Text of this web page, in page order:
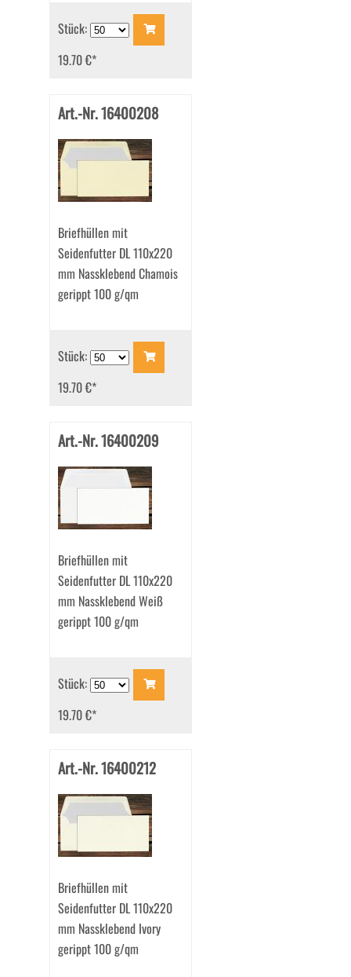
Stück:
19.70 €*
Art.-Nr. 16400208
Briefhüllen mit
Seidenfutter DL 110x220
mm Nassklebend Chamois
gerippt 100 g/qm
Stück:
19.70 €*
Art.-Nr. 16400209
Briefhüllen mit
Seidenfutter DL 110x220
mm Nassklebend Weiß
gerippt 100 g/qm
Stück:
19.70 €*
Art.-Nr. 16400212
Briefhüllen mit
Seidenfutter DL 110x220
mm Nassklebend Ivory
gerippt 100 g/qm